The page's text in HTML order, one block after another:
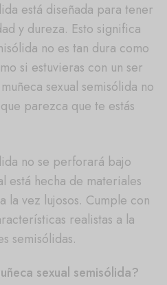
está diseñada para tener
y dureza. Esto significa
no es tan dura como
si estuvieras con un ser
sexual semisólida no
parezca que te estás
no se perforará bajo
está hecha de materiales
la vez lujosos. Cumple con
realistas a la
semisólidas.
sexual semisólida?